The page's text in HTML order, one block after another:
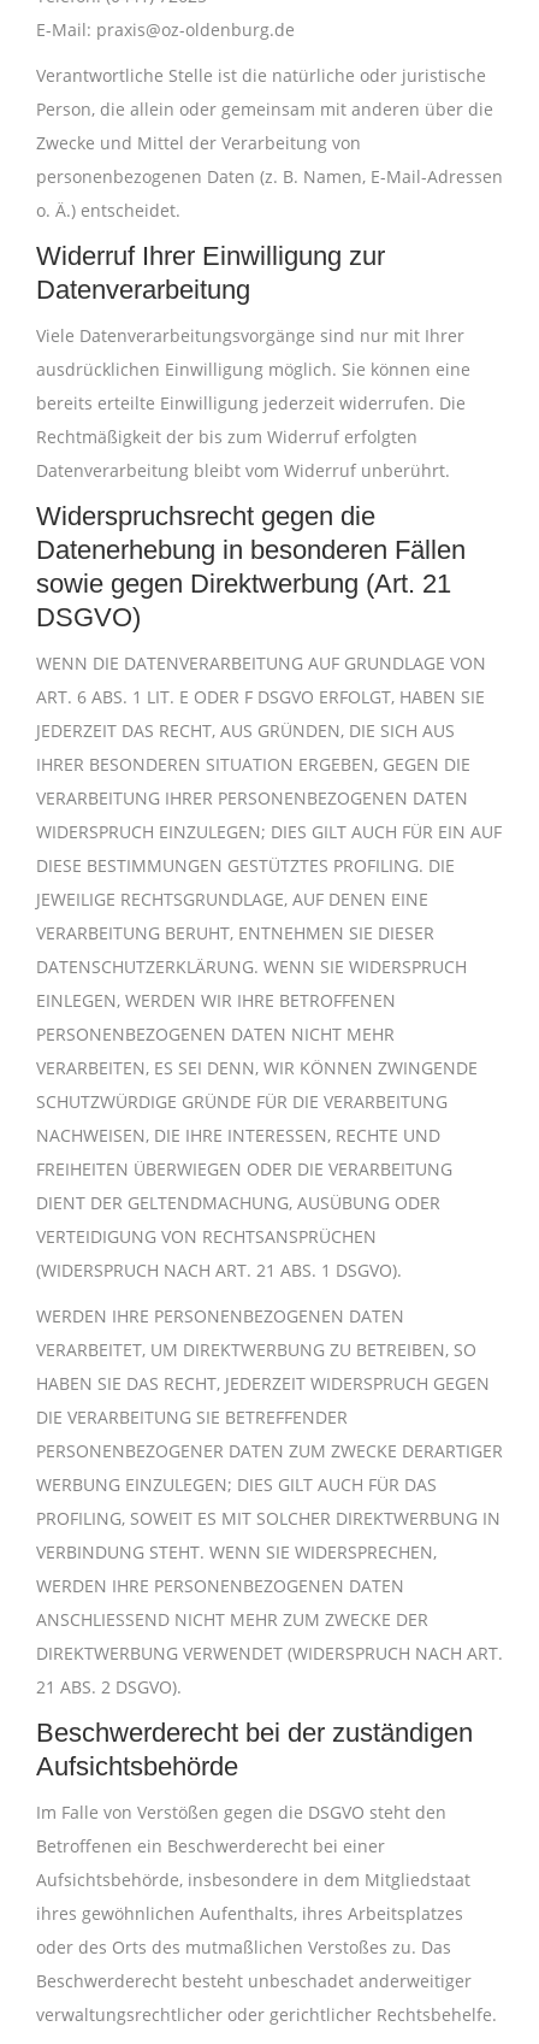
E-Mail: praxis@oz-oldenburg.de
Verantwortliche Stelle ist die natürliche oder juristische
Person, die allein oder gemeinsam mit anderen über die
Zwecke und Mittel der Verarbeitung von
personenbezogenen Daten (z. B. Namen, E-Mail-Adressen
o. Ä.) entscheidet.
Widerruf Ihrer Einwilligung zur
Datenverarbeitung
Viele Datenverarbeitungsvorgänge sind nur mit Ihrer
ausdrücklichen Einwilligung möglich. Sie können eine
bereits erteilte Einwilligung jederzeit widerrufen. Die
Rechtmäßigkeit der bis zum Widerruf erfolgten
Datenverarbeitung bleibt vom Widerruf unberührt.
Widerspruchsrecht gegen die
Datenerhebung in besonderen Fällen
sowie gegen Direktwerbung (Art. 21
DSGVO)
WENN DIE DATENVERARBEITUNG AUF GRUNDLAGE VON
ART. 6 ABS. 1 LIT. E ODER F DSGVO ERFOLGT, HABEN SIE
JEDERZEIT DAS RECHT, AUS GRÜNDEN, DIE SICH AUS
IHRER BESONDEREN SITUATION ERGEBEN, GEGEN DIE
VERARBEITUNG IHRER PERSONENBEZOGENEN DATEN
WIDERSPRUCH EINZULEGEN; DIES GILT AUCH FÜR EIN AUF
DIESE BESTIMMUNGEN GESTÜTZTES PROFILING. DIE
JEWEILIGE RECHTSGRUNDLAGE, AUF DENEN EINE
VERARBEITUNG BERUHT, ENTNEHMEN SIE DIESER
DATENSCHUTZERKLÄRUNG. WENN SIE WIDERSPRUCH
EINLEGEN, WERDEN WIR IHRE BETROFFENEN
PERSONENBEZOGENEN DATEN NICHT MEHR
VERARBEITEN, ES SEI DENN, WIR KÖNNEN ZWINGENDE
SCHUTZWÜRDIGE GRÜNDE FÜR DIE VERARBEITUNG
NACHWEISEN, DIE IHRE INTERESSEN, RECHTE UND
FREIHEITEN ÜBERWIEGEN ODER DIE VERARBEITUNG
DIENT DER GELTENDMACHUNG, AUSÜBUNG ODER
VERTEIDIGUNG VON RECHTSANSPRÜCHEN
(WIDERSPRUCH NACH ART. 21 ABS. 1 DSGVO).
WERDEN IHRE PERSONENBEZOGENEN DATEN
VERARBEITET, UM DIREKTWERBUNG ZU BETREIBEN, SO
HABEN SIE DAS RECHT, JEDERZEIT WIDERSPRUCH GEGEN
DIE VERARBEITUNG SIE BETREFFENDER
PERSONENBEZOGENER DATEN ZUM ZWECKE DERARTIGER
WERBUNG EINZULEGEN; DIES GILT AUCH FÜR DAS
PROFILING, SOWEIT ES MIT SOLCHER DIREKTWERBUNG IN
VERBINDUNG STEHT. WENN SIE WIDERSPRECHEN,
WERDEN IHRE PERSONENBEZOGENEN DATEN
ANSCHLIESSEND NICHT MEHR ZUM ZWECKE DER
DIREKTWERBUNG VERWENDET (WIDERSPRUCH NACH ART.
21 ABS. 2 DSGVO).
Beschwerde­recht bei der zuständigen
Aufsichts­behörde
Im Falle von Verstößen gegen die DSGVO steht den
Betroffenen ein Beschwerderecht bei einer
Aufsichtsbehörde, insbesondere in dem Mitgliedstaat
ihres gewöhnlichen Aufenthalts, ihres Arbeitsplatzes
oder des Orts des mutmaßlichen Verstoßes zu. Das
Beschwerderecht besteht unbeschadet anderweitiger
verwaltungsrechtlicher oder gerichtlicher Rechtsbehelfe.